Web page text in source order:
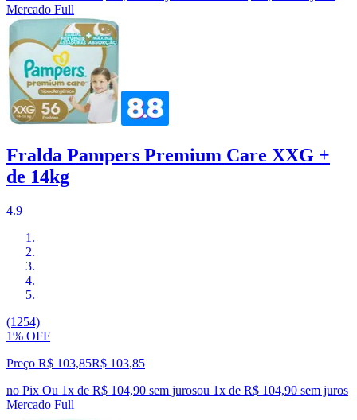
Mercado Full
Fralda Pampers Premium Care XXG +
de 14kg
4.9
(1254)
1% OFF
Preço R$ 103,85R$ 103,85
no Pix Ou 1x de R$ 104,90 sem jurosou 1x de R$ 104,90 sem juros
Mercado Full